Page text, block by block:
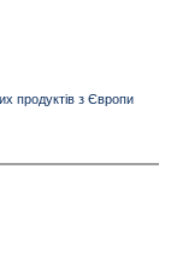
продуктів з Європи